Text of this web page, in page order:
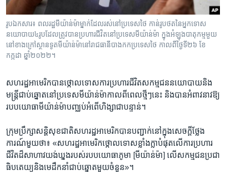
និង​
ទៅ​
កាន់​
ទំព័រ​
បណ្តាញ​សង្គម
ភាសា
រូប​ឯកសារ៖ ពលរដ្ឋ​មីយ៉ាន់ម៉ា​ម្នាក់​ដែល​រស់​នៅ​ប្រទេស​ថៃ កាន់​រូបថត​នៃ​អ្នក​ទោស​
នយោបាយ​​៤​រូប​ដែល​ត្រូវ​បាន​ប្រហារ​ជីវិត​នៅ​ប្រទេស​មីយ៉ាន់ម៉ា ក្នុង​​អំឡុង​បាតុកម្ម​មួយ​
នៅ​ខាង​ក្រៅ​ស្ថានទូត​មីយ៉ាន់ម៉ា​នៅ​រាជធានី​បាងកក​ប្រទេស​ថៃ​ កាល​ពី​ថ្ងៃ​ទី​២៦ ខែ​
កក្កដា​ ឆ្នាំ​២០២២។
សហរដ្ឋ​អាមេរិក​បាន​ថ្កោលទោស​ការ​ប្រហារ​ជីវិត​សកម្មជន​នយោបាយ​និង​
មន្ត្រី​ជាប់​ឆ្នោត​នៅ​ប្រទេស​មីយ៉ាន់ម៉ា​កាលពី​ពេល​ថ្មីៗ​នេះ និង​បាន​អំពាវនាវ​ឱ្យ​
របប​យោធា​មីយ៉ាន់ម៉ា​បញ្ឈប់​អំពើ​ហិង្សា​ជា​បន្ទាន់។
ក្រុមប្រឹក្សា​សន្តិសុខ​ជាតិ​សហរដ្ឋ​អាមេរិក​បាន​បញ្ជាក់​នៅ​ក្នុង​សេចក្ដី​ថ្លែង
ការណ៍​មួយ​ថា៖ «សហរដ្ឋ​អាមេរិក​ថ្កោលទោស​ខ្លាំងក្លា​បំផុត​លើ​ការ​ប្រហារ​
ជីវិត​ដ៏​សាហាវ​យង់ឃ្នង​របស់​របប​យោធា​ភូមា [មីយ៉ាន់ម៉ា] លើ​សកម្មជន​ប្រជា
ធិបតេយ្យ​និង​មេដឹកនាំ​ជាប់​ឆ្នោត​មួយ​ចំនួន»។